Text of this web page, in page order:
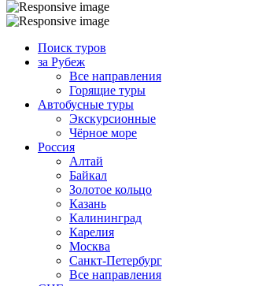
Поиск туров
за Рубеж
Все направления
Горящие туры
Автобусные туры
Экскурсионные
Чёрное море
Россия
Алтай
Байкал
Золотое кольцо
Казань
Калининград
Карелия
Москва
Санкт-Петербург
Все направления